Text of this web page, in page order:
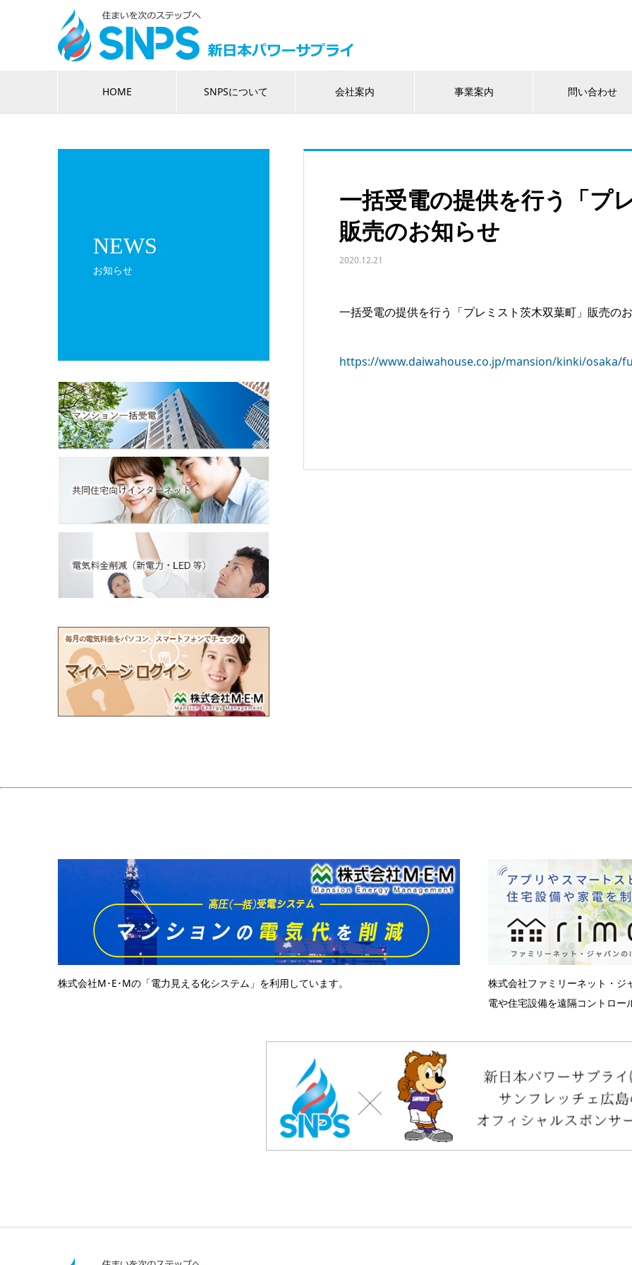
HOME SNPSについて 会社案内 事業案内 問い合わせ
NEWS
お知らせ
一括受電の提供を行う「プ
販売のお知らせ
2020.12.21
一括受電の提供を行う「プレミスト茨木双葉町」販売のお
https://www.daiwahouse.co.jp/mansion/kinki/osaka/
株式会社M･E･Mの「電力見える化システム」を利用しています。
株式会社ファミリーネット・ジ
電や住宅設備を遠隔コントロー